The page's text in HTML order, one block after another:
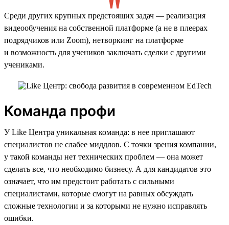
Среди других крупных предстоящих задач — реализация
видеообучения на собственной платформе (а не в плеерах
подрядчиков или Zoom), нетворкинг на платформе
и возможность для учеников заключать сделки с другими
учениками.
Команда профи
У Like Центра уникальная команда: в нее приглашают
специалистов не слабее миддлов. С точки зрения компании,
у такой команды нет технических проблем — она может
сделать все, что необходимо бизнесу. А для кандидатов это
означает, что им предстоит работать с сильными
специалистами, которые смогут на равных обсуждать
сложные технологии и за которыми не нужно исправлять
ошибки.